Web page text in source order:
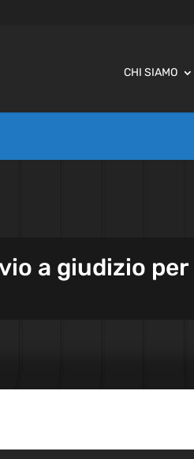
CHI SIAMO
a giudizio